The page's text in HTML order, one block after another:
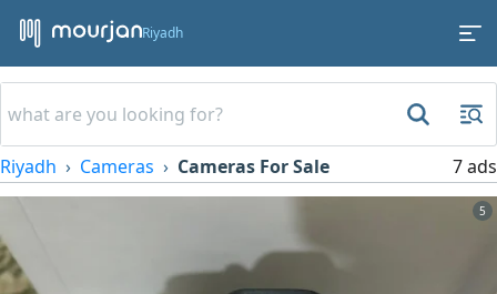
Riyadh
Riyadh Cameras Cameras For Sale 7 ads
5